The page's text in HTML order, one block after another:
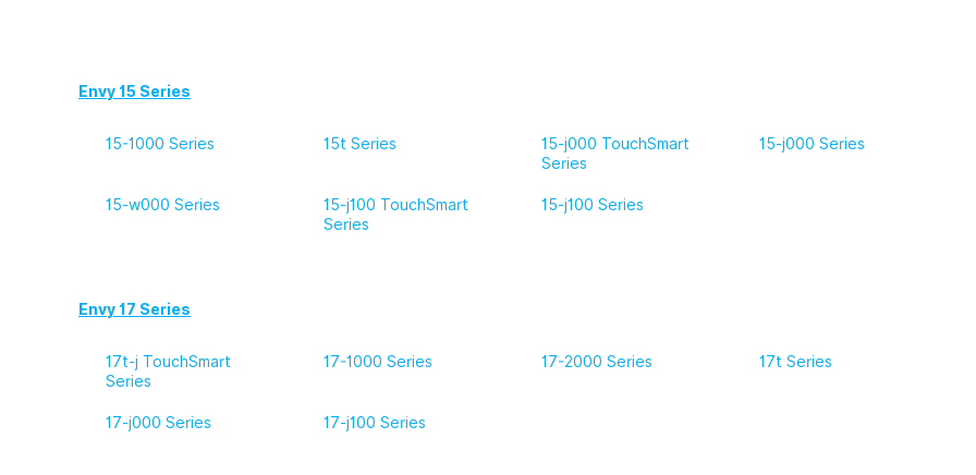
Envy 15 Series
15-1000 Series 15t Series
15-j000 TouchSmart
Series
15-j000 Series
15-w000 Series
15-j100 TouchSmart
Series
15-j100 Series
Envy 17 Series
17t-j TouchSmart
Series
17-1000 Series 17-2000 Series 17t Series
17-j000 Series 17-j100 Series